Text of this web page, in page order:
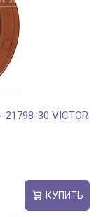
30 VICTOR
КУПИТЬ